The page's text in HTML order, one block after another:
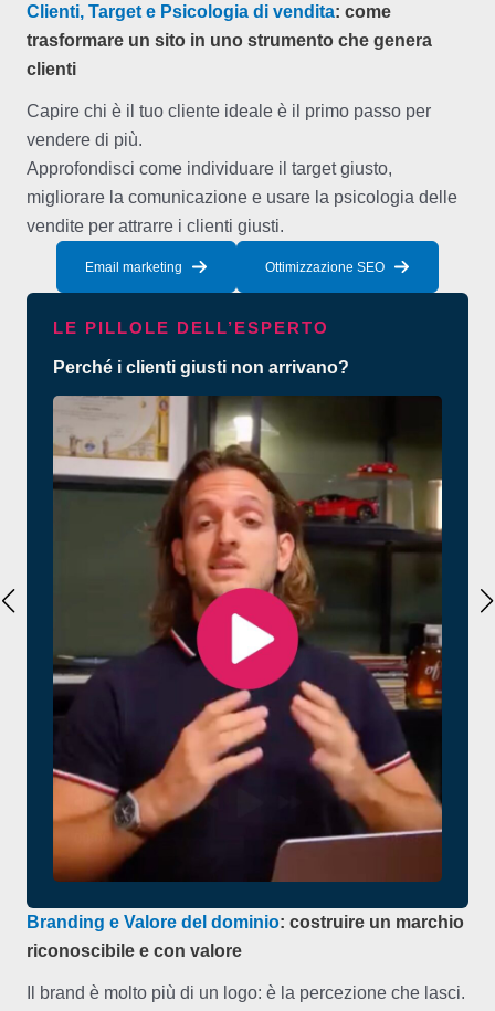
Clienti, Target e Psicologia di vendita: come
trasformare un sito in uno strumento che genera
clienti
Capire chi è il tuo cliente ideale è il primo passo per
vendere di più.
Approfondisci come individuare il target giusto,
migliorare la comunicazione e usare la psicologia delle
vendite per attrarre i clienti giusti.
Email marketing Ottimizzazione SEO
LE PILLOLE DELL’ESPERTO
Perché i clienti giusti non arrivano?
Branding e Valore del dominio: costruire un marchio
riconoscibile e con valore
Il brand è molto più di un logo: è la percezione che lasci.